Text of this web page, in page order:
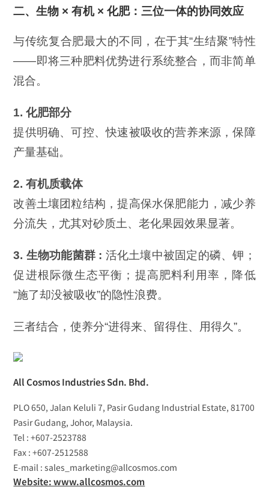
二、生物 × 有机 × 化肥：三位一体的协同效应
与传统复合肥最大的不同，在于其“生结聚”特性
——即将三种肥料优势进行系统整合，而非简单
混合。
1.化肥部分
提供明确、可控、快速被吸收的营养来源，保障
产量基础。
2.有机质载体
改善土壤团粒结构，提高保水保肥能力，减少养
分流失，尤其对砂质土、老化果园效果显著。
3. 生物功能菌群 : 活化土壤中被固定的磷、钾；
促进根际微生态平衡；提高肥料利用率，降低
“施了却没被吸收”的隐性浪费。
三者结合，使养分“进得来、留得住、用得久”。
All Cosmos Industries Sdn. Bhd.
PLO 650, Jalan Keluli 7, Pasir Gudang Industrial Estate, 81700
Pasir Gudang, Johor, Malaysia.
Tel : +607-2523788
Fax : +607-2512588
E-mail : sales_marketing@allcosmos.com
Website: www.allcosmos.com